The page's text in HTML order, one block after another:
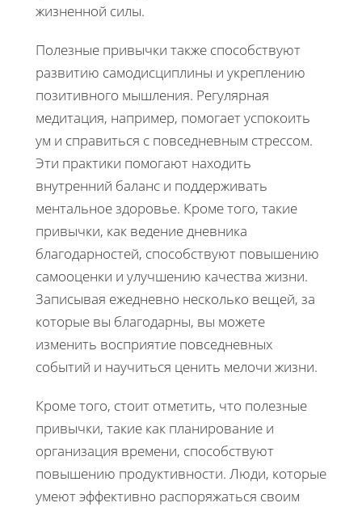
жизненной силы.
Полезные привычки также способствуют
развитию самодисциплины и укреплению
позитивного мышления. Регулярная
медитация, например, помогает успокоить
ум и справиться с повседневным стрессом.
Эти практики помогают находить
внутренний баланс и поддерживать
ментальное здоровье. Кроме того, такие
привычки, как ведение дневника
благодарностей, способствуют повышению
самооценки и улучшению качества жизни.
Записывая ежедневно несколько вещей, за
которые вы благодарны, вы можете
изменить восприятие повседневных
событий и научиться ценить мелочи жизни.
Кроме того, стоит отметить, что полезные
привычки, такие как планирование и
организация времени, способствуют
повышению продуктивности. Люди, которые
умеют эффективно распоряжаться своим